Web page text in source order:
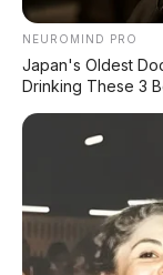
Toyota
unggul
Total
tanpa
EV range
harian di
Fast
NEUROMIND PRO
Japan's Oldest
Drinking These 3